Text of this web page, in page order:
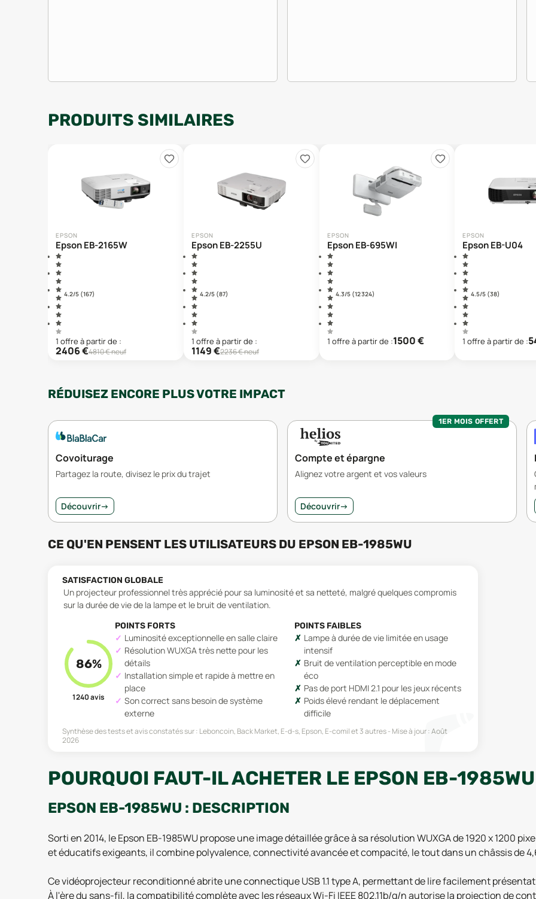
PRODUITS SIMILAIRES
EPSON
Epson EB-2165W
4.2/5 (167)
1 offre à partir de :
2406€4810€ neuf
EPSON
Epson EB-2255U
4.2/5 (87)
1 offre à partir de :
1149€2236€ neuf
EPSON
Epson EB-695WI
4.3/5 (12 324)
1 offre à partir de :1500€
EPSON
Epson EB-U04
4.5/5 (38)
1 offre à partir de :
RÉDUISEZ ENCORE PLUS VOTRE IMPACT
Covoiturage
Partagez la route, divisez le prix du trajet
Découvrir→
1ER MOIS OFFERT
Compte et épargne
Alignez votre argent et vos valeurs
Découvrir→
CE QU'EN PENSENT LES UTILISATEURS DU EPSON EB-1985WU
SATISFACTION GLOBALE
Un projecteur professionnel très apprécié pour sa luminosité et sa netteté, malgré quelques compromis
sur la durée de vie de la lampe et le bruit de ventilation.
86%
1 240avis
POINTS FORTS
Luminosité exceptionnelle en salle claire
Résolution WUXGA très nette pour les
détails
Installation simple et rapide à mettre en
place
Son correct sans besoin de système
externe
POINTS FAIBLES
Lampe à durée de vie limitée en usage
intensif
Bruit de ventilation perceptible en mode
éco
Pas de port HDMI 2.1 pour les jeux récents
Poids élevé rendant le déplacement
difficile
Synthèse des tests et avis constatés sur : Leboncoin, Back Market, E-d-s, Epson, E-comilet 3 autres Mise à jour :Août
2026
POURQUOI FAUT-IL ACHETER LE EPSON EB-
EPSON EB-1985WU : DESCRIPTION
Sorti en 2014, le Epson EB-1985WU propose une image détaillée grâce à sa résolution WUXGA de 1920 x 1200
et éducatifs exigeants, il combine polyvalence, connectivité avancée et compacité, le tout dans un châssis de
Ce vidéoprojecteur reconditionné abrite une connectique USB 1.1 type A, permettant de lire facilement
À l'ère du sans-fil, la compatibilité complète avec les réseaux Wi-Fi IEEE 802.11b/g/n autorise la projection de